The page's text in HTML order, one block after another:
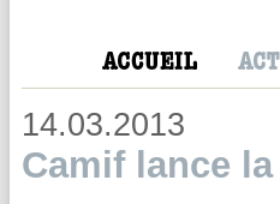
14.03.2013
Camif lance